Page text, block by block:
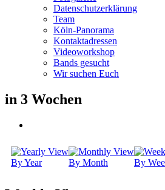
Datenschutzerklärung
Team
Köln-Panorama
Kontaktadressen
Videoworkshop
Bands gesucht
Wir suchen Euch
in 3 Wochen
By Year By Month By